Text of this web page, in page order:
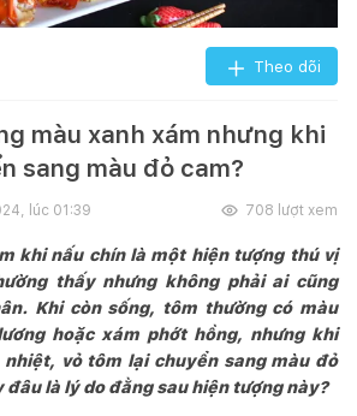
Theo dõi
màu xanh xám nhưng khi
sang màu đỏ cam?
lúc 01:39 708 lượt xem
khi nấu chín là một hiện tượng thú vị
thấy nhưng không phải ai cũng
Khi còn sống, tôm thường có màu
hoặc xám phớt hồng, nhưng khi
nhiệt, vỏ tôm lại chuyển sang màu đỏ
đâu là lý do đằng sau hiện tượng này?